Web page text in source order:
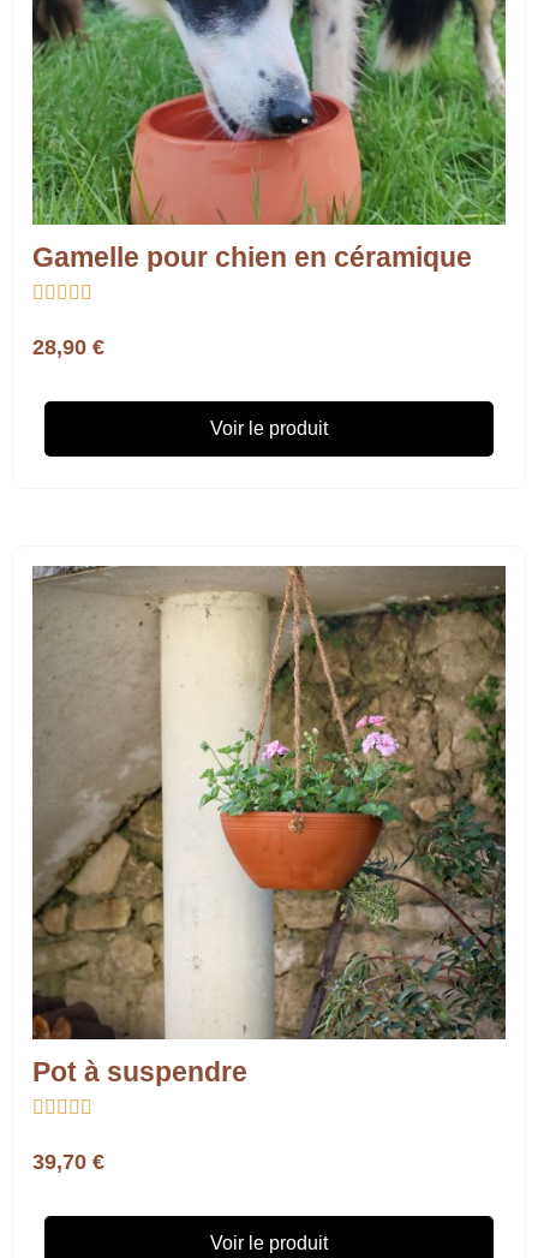
Gamelle pour chien en céramique
    
28,90 €
Voir le produit
Pot à suspendre
    
39,70 €
Voir le produit